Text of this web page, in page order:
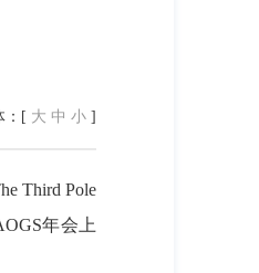
：[ 大 中 小 ]
Third Pole
年会上